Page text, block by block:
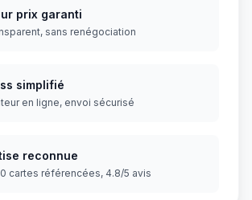
prix garanti
sans renégociation
simplifié
en ligne, envoi sécurisé
reconnue
cartes référencées, 4.8/5 avis